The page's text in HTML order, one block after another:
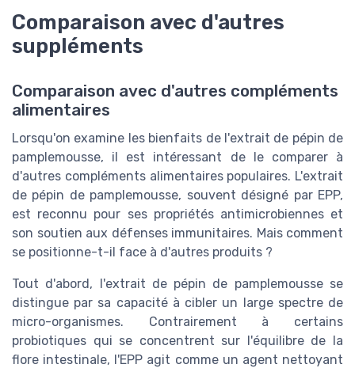
Comparaison avec d'autres
suppléments
Comparaison avec d'autres compléments
alimentaires
Lorsqu'on examine les bienfaits de l'extrait de pépin de
pamplemousse, il est intéressant de le comparer à
d'autres compléments alimentaires populaires. L'extrait
de pépin de pamplemousse, souvent désigné par EPP,
est reconnu pour ses propriétés antimicrobiennes et
son soutien aux défenses immunitaires. Mais comment
se positionne-t-il face à d'autres produits ?
Tout d'abord, l'extrait de pépin de pamplemousse se
distingue par sa capacité à cibler un large spectre de
micro-organismes. Contrairement à certains
probiotiques qui se concentrent sur l'équilibre de la
flore intestinale, l'EPP agit comme un agent nettoyant